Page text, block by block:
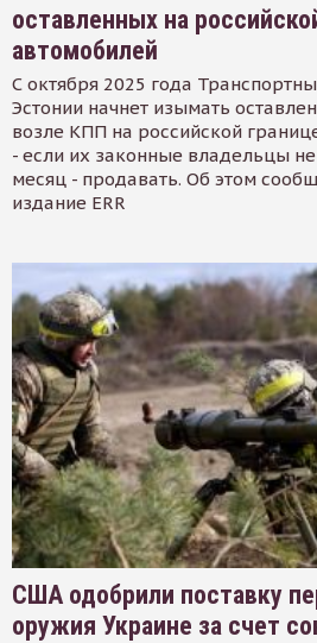
оставленных на
автомобилей
С октября 2025 года
Эстонии начнет изымать
возле КПП на российской
- если их законные владельцы не
месяц - продавать. Об этом
издание ERR
США одобрили поставку
оружия Украине за счет